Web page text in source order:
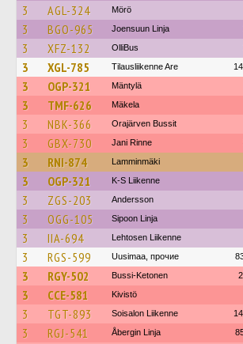
3 AGL-324 Mörö
3 BGO-965 Joensuun Linja
3 XFZ-132 OlliBus
3 XGL-785 Tilausliikenne Are
3 OGP-321 Mäntylä
3 TMF-626 Mäkela
3 NBK-366 Orajärven Bussit
3 GBX-730 Jani Rinne
3 RNI-874 Lamminmäki
3 OGP-321 K-S Liikenne
3 ZGS-203 Andersson
3 OGG-105 Sipoon Linja
3 IIA-694 Lehtosen Liikenne
3 RGS-599 Uusimaa, прочие
3 RGY-502 Bussi-Ketonen
3 CCE-581 Kivistö
3 TGT-893 Soisalon Liikenne
3 RGJ-541 Åbergin Linja